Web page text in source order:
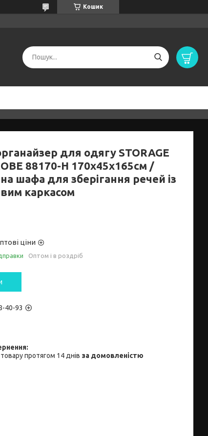
Кошик
для одягу STORAGE
88170-H 170х45х165см /
шафа для зберігання речей із
каркасом
ціни
Оптом і в роздріб
40-93
протягом 14 днів за домовленістю